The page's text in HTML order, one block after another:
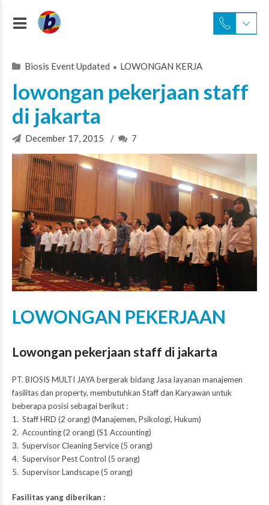
Biosis Event Updated LOWONGAN KERJA
lowongan pekerjaan staff
di jakarta
December 17, 2015 7
LOWONGAN PEKERJAAN
Lowongan pekerjaan staff di jakarta
PT. BIOSIS MULTI JAYAbergerak bidang Jasa layanan manajemen
fasilitas dan property, membutuhkan Staff dan Karyawan untuk
beberapa posisi sebagai berikut :
1. Staff HRD (2 orang) (Manajemen, Psikologi, Hukum)
2. Accounting (2 orang) (S1 Accounting)
3. SupervisorCleaning Service(5 orang)
4. SupervisorPest Control (5 orang)
5. Supervisor Landscape (5 orang)
Fasilitas yang diberikan :